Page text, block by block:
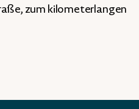
zum kilometerlangen